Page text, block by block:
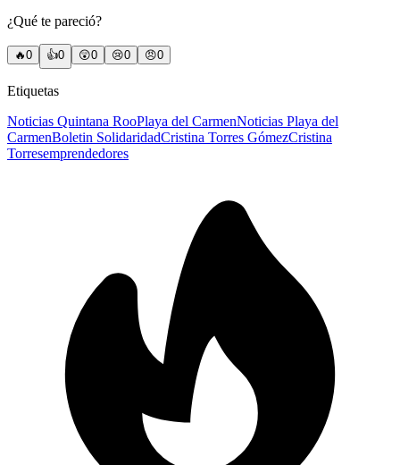
¿Qué te pareció?
🔥0 👍0 😲0 😢0 😠0
Etiquetas
Noticias Quintana RooPlaya del CarmenNoticias Playa del
CarmenBoletin SolidaridadCristina Torres GómezCristina
Torresemprendedores